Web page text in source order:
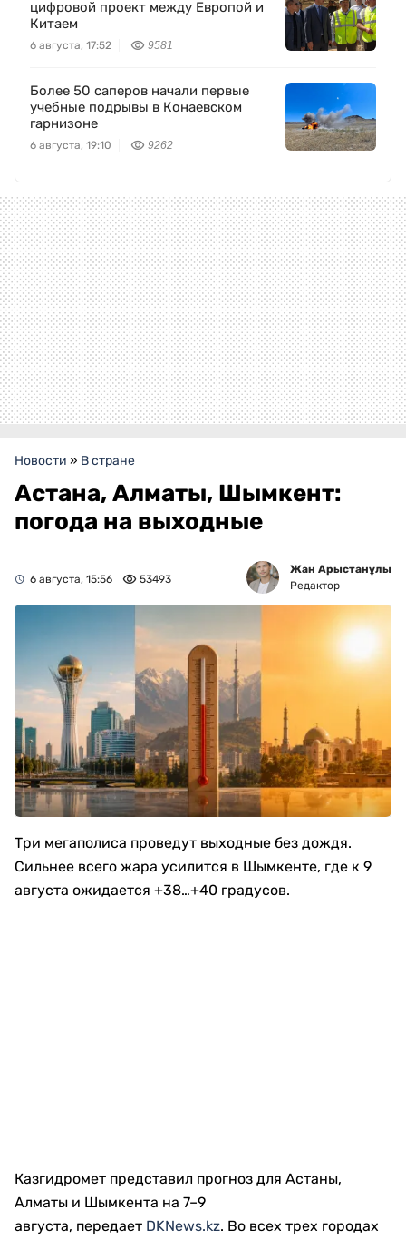
цифровой проект между Европой и
Китаем
6 августа, 17:52 9581
Более 50 саперов начали первые
учебные подрывы в Конаевском
гарнизоне
6 августа, 19:10 9262
Новости » В стране
Астана, Алматы, Шымкент:
погода на выходные
6 августа, 15:56 53493
Жан Арыстанұлы
Редактор
Три мегаполиса проведут выходные без дождя.
Сильнее всего жара усилится в Шымкенте, где к 9
августа ожидается +38…+40 градусов.
Казгидромет представил прогноз для Астаны,
Алматы и Шымкента на 7–9
августа, передает DKNews.kz. Во всех трех городах